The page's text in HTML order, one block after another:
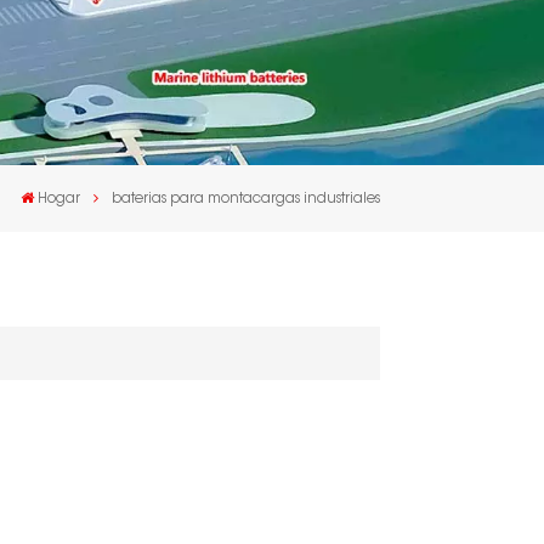
Hogar baterias para montacargas industriales